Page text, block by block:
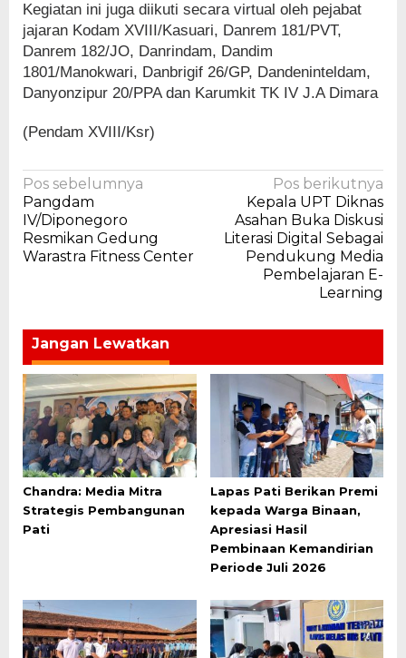
Kegiatan ini juga diikuti secara virtual oleh pejabat
jajaran Kodam XVIII/Kasuari, Danrem 181/PVT,
Danrem 182/JO, Danrindam, Dandim
1801/Manokwari, Danbrigif 26/GP, Dandeninteldam,
Danyonzipur 20/PPA dan Karumkit TK IV J.A Dimara
(Pendam XVIII/Ksr)
Navigasi
pos
Pos sebelumnya
Pangdam
IV/Diponegoro
Resmikan Gedung
Warastra Fitness Center
Pos berikutnya
Kepala UPT Diknas
Asahan Buka Diskusi
Literasi Digital Sebagai
Pendukung Media
Pembelajaran E-
Learning
Jangan Lewatkan
Chandra: Media Mitra
Strategis Pembangunan
Pati
Lapas Pati Berikan Premi
kepada Warga Binaan,
Apresiasi Hasil
Pembinaan Kemandirian
Periode Juli 2026